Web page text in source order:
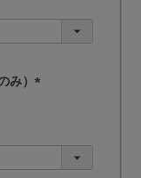
み）
須
)